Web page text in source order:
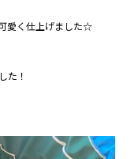
愛く仕上げました☆
た！